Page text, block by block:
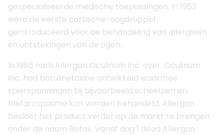
gespecialiseerde medische toepassingen. In 1953
werd de eerste cortisone-oogdruppel
geïntroduceerd voor de behandeling van allergieën
en ontstekingen van de ogen.
In 1986 nam Allergan Oculinum Inc. over. Oculinum
Inc. had botulinetoxine ontwikkeld waarmee
spierspanningen bij bijvoorbeeld scheelzien en
blefarospasme kon worden behandeld. Allergan
besloot het product verder op de markt te brengen
onder de naam Botox. Vanaf dag 1 deed Allergan